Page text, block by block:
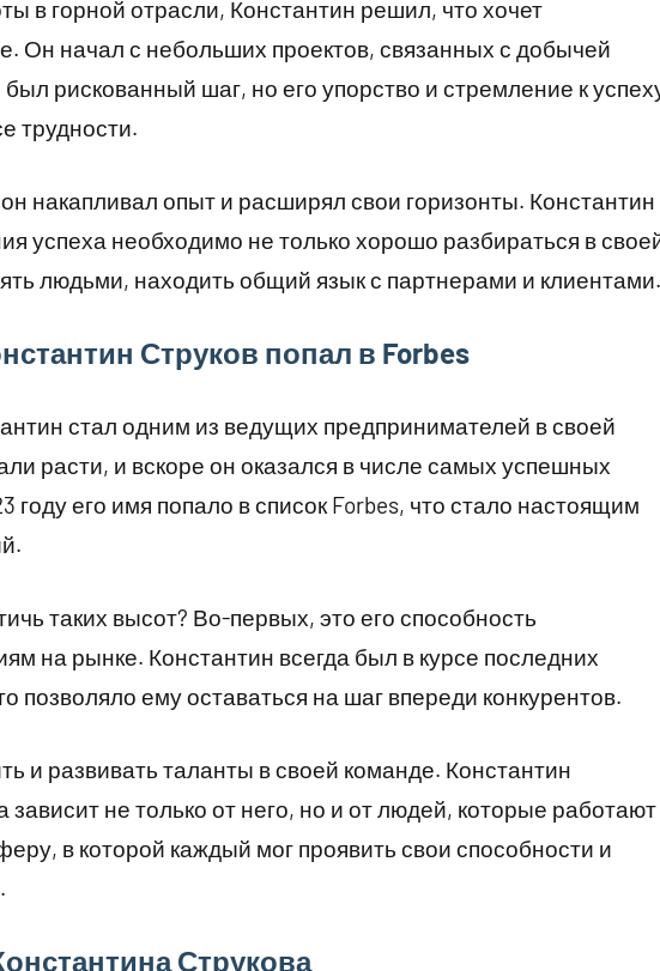
в горной отрасли, Константин решил, что хочет
Он начал с небольших проектов, связанных с добычей
рискованный шаг, но его упорство и стремление к
трудности.
накапливал опыт и расширял свои горизонты. Константин
успеха необходимо не только хорошо разбираться в
людьми, находить общий язык с партнерами и клиентами.
Струков попал в Forbes
стал одним из ведущих предпринимателей в своей
расти, и вскоре он оказался в числе самых успешных
году его имя попало в список Forbes, что стало настоящим
таких высот? Во-первых, это его способность
на рынке. Константин всегда был в курсе последних
позволяло ему оставаться на шаг впереди конкурентов.
и развивать таланты в своей команде. Константин
зависит не только от него, но и от людей, которые работают
в которой каждый мог проявить свои способности и
Струкова